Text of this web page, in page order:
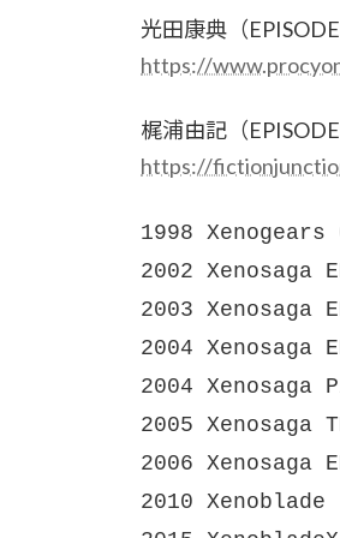
光田康典（
https://
梶浦由記（
https://
1998 Xenogears
2002 Xenosaga
2003 Xenosaga
2004 Xenosaga
2004 Xenosaga
2005 Xenosaga
2006
2010 Xenoblade